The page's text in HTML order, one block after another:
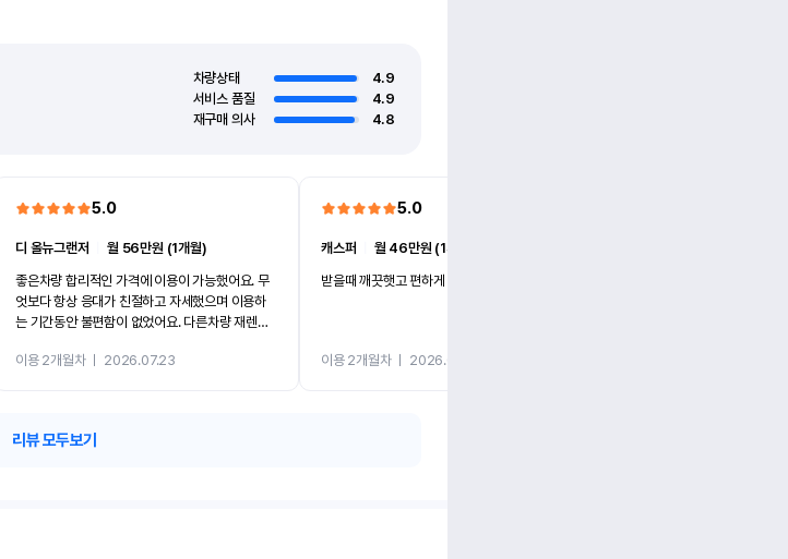
차량상태
4.9
서비스 품질
4.9
재구매 의사
4.8
5.0
디 올뉴그랜저 ㅣ월 56만원 (1개월)
좋은차량 합리적인 가격에 이용이 가능했어요. 무
엇보다 항상 응대가 친절하고 자세했으며 이용하
는 기간동안 불편함이 없었어요. 다른차량 재렌트
카 렌트 고민없이 강추합니다!!
이용 2개월차ㅣ 2026.07.23
5.0
캐스퍼
월 46만원 (1개월)
받을때 깨끗햇고 편하게 잘이용했습니다!
이용 2개월차ㅣ 2026.07.08
리뷰 모두보기